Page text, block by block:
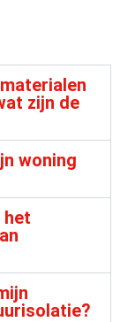
zijn de
woning
het